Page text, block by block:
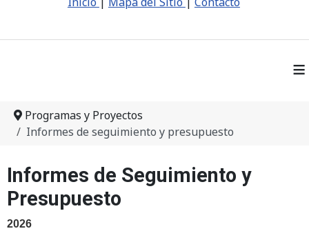
≡
Programas y Proyectos
Informes de seguimiento y presupuesto
Informes de Seguimiento y
Presupuesto
2026